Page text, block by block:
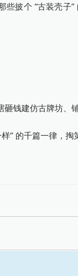
披个 “古装壳子”
建仿古牌坊、铺
的千篇一律，掏